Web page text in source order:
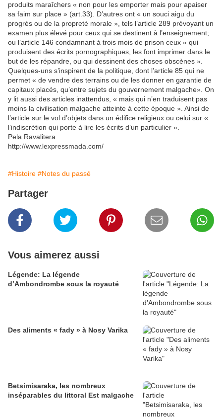
produits maraîchers « non pour les emporter mais pour apaiser
sa faim sur place » (art.33). D’autres ont « un souci aigu du
progrès ou de la propreté morale », tels l’article 289 prévoyant un
examen plus élevé pour ceux qui se destinent à l’enseignement;
ou l’article 146 condamnant à trois mois de prison ceux « qui
produisent des écrits pornographiques, les font imprimer dans le
but de les répandre, ou qui dessinent des choses obscènes ».
Quelques-uns s’inspirent de la politique, dont l’article 85 qui ne
permet « de vendre des terrains ou de les donner en garantie de
capitaux placés, qu’entre sujets du gouvernement malgache». On
y lit aussi des articles inattendus, « mais qui n’en traduisent pas
moins la civilisation malgache atteinte à cette époque ». Ainsi de
l’article sur le vol d’objets dans un édifice religieux ou celui sur «
l’indiscrétion qui porte à lire les écrits d’un particulier ».
Pela Ravalitera
http://www.lexpressmada.com/
#Histoire #Notes du passé
Partager
Vous aimerez aussi
Légende: La légende
d’Ambondrombe sous la royauté
Des aliments « fady » à Nosy Varika
Betsimisaraka, les nombreux
inséparables du littoral Est malgache